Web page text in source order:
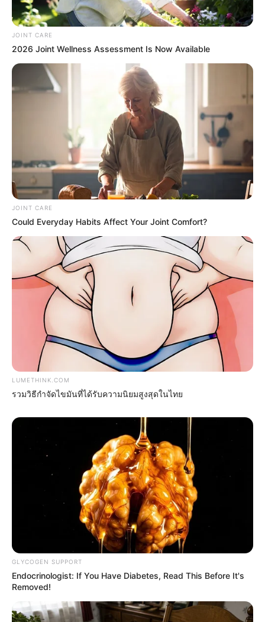
The Monster Snake That Makes Anacondas Look
Tiny!
BRAINBERRIES
10 World Cup 2026 Facts Every Football Fan
Should Know
BRAINBERRIES
Why Big Bang Theory Fans Despise These 8
JOINT CARE
2026 Joint Wellness Assessment Is Now Available
JOINT CARE
Could Everyday Habits Affect Your Joint Comfort?
LUMETHINK.COM
รวมวิธีกำจัดไขมันที่ได้รับความนิยมสูงสุดในไทย
GLYCOGEN SUPPORT
Endocrinologist: If You Have Diabetes, Read This Before It's
Removed!